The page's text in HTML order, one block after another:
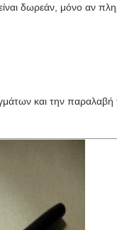
δωρεάν, μόνο αν
και την παραλαβή